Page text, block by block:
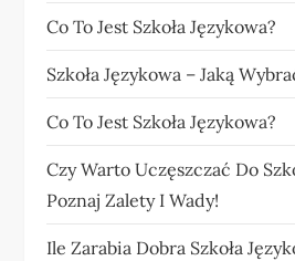
Co To Jest Szkoła Językowa?
Szkoła Językowa – Jaką
Co To Jest Szkoła Językowa?
Czy Warto Uczęszczać Do
Poznaj Zalety I Wady!
Ile Zarabia Dobra Szkoła